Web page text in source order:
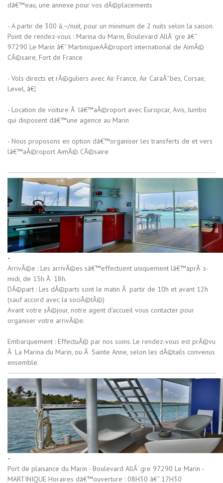
dâ€™eau, une annexe pour vos dÃ©placements
- A partir de 300 â‚¬/nuit, pour un minimum de 2 nuits selon la saison.
Point de rendez-vous : Marina du Marin, Boulevard AllÃ¨gre â€“
97290 Le Marin â€“ MartiniqueAÃ©roport international de AimÃ©
CÃ©saire, Fort de France
- Vols directs et rÃ©guliers avec Air France, Air CaraÃ¯bes, Corsair,
Level, â€¦
- Location de voiture Ã lâ€™aÃ©roport avec Europcar, Avis, Jumbo
qui disposent dâ€™une agence au Marin
- Nous proposons en option dâ€™organiser les transferts de et vers
lâ€™aÃ©roport AimÃ© CÃ©saire
-
ArrivÃ©e : Les arrivÃ©es sâ€™effectuent uniquement lâ€™aprÃ¨s-
midi, de 15h Ã 18h.
DÃ©part : Les dÃ©parts sont le matin Ã partir de 10h et avant 12h
(sauf accord avec la sociÃ©tÃ©)
Avant votre sÃ©jour, notre agent d'accueil vous contacter pour
organiser votre arrivÃ©e.
Embarquement : EffectuÃ© par nos soins. Le rendez-vous est prÃ©vu
Ã La Marina du Marin, ou Ã Sainte Anne, selon les dÃ©tails convenus
ensemble.
-
Port de plaisance du Marin - Boulevard AllÃ¨gre 97290 Le Marin -
MARTINIQUE Horaires dâ€™ouverture : 08H30 â€“ 17H30